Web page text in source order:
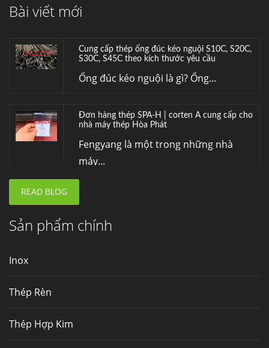
Bài viết mớiHợp kim đồng C70600 (CuNi 90/10) –...
Cung cấp thép ống đúc kéo nguội S10C, S20C,
S30C, S45C theo kích thước yêu cầu
Ống đúc kéo nguội là gì? Ống...
Đơn hàng thép SPA-H | corten A cung cấp cho
nhà máy thép Hòa Phát
Fengyang là một trong những nhà
máy...
nhất, Mua Inconel 625 tại Việt Nam
Hợp kim N06625 là hợp kim chịu
READ BLOG
Sản phẩm chính
Inox
Thép Rèn
Thép Hợp Kim